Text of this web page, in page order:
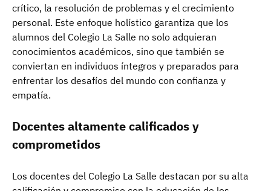
crítico, la resolución de problemas y el crecimiento
personal. Este enfoque holístico garantiza que los
alumnos del Colegio La Salle no solo adquieran
conocimientos académicos, sino que también se
conviertan en individuos íntegros y preparados para
enfrentar los desafíos del mundo con confianza y
empatía.
Docentes altamente calificados y
comprometidos
Los docentes del Colegio La Salle destacan por su alta